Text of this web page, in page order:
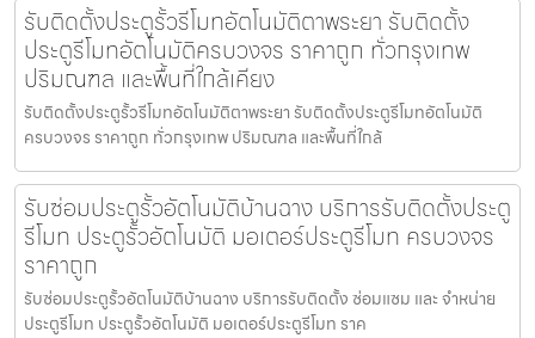
รับติดตั้งประตูรั้วรีโมทอัตโนมัติตาพระยา รับติดตั้ง
ประตูรีโมทอัตโนมัติครบวงจร ราคาถูก ทั่วกรุงเทพ
ปริมณฑล และพื้นที่ใกล้เคียง
รับติดตั้งประตูรั้วรีโมทอัตโนมัติตาพระยา รับติดตั้งประตูรีโมทอัตโนมัติ
ครบวงจร ราคาถูก ทั่วกรุงเทพ ปริมณฑล และพื้นที่ใกล้
รับซ่อมประตูรั้วอัตโนมัติบ้านฉาง บริการรับติดตั้งประตู
รีโมท ประตูรั้วอัตโนมัติ มอเตอร์ประตูรีโมท ครบวงจร
ราคาถูก
รับซ่อมประตูรั้วอัตโนมัติบ้านฉาง บริการรับติดตั้ง ซ่อมแซม และ จำหน่าย
ประตูรีโมท ประตูรั้วอัตโนมัติ มอเตอร์ประตูรีโมท ราค